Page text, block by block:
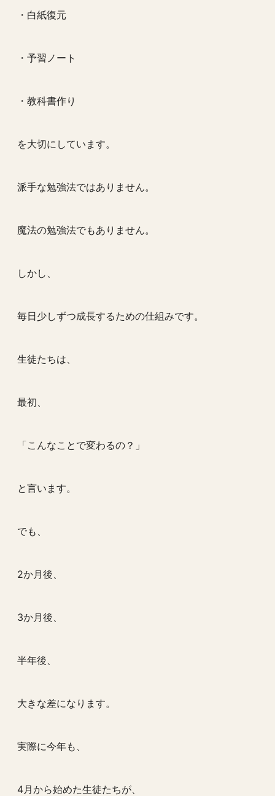
・白紙復元
・予習ノート
・教科書作り
を大切にしています。
派手な勉強法ではありません。
魔法の勉強法でもありません。
しかし、
毎日少しずつ成長するための仕組みです。
生徒たちは、
最初、
「こんなことで変わるの？」
と言います。
でも、
2か月後、
3か月後、
半年後、
大きな差になります。
実際に今年も、
4月から始めた生徒たちが、